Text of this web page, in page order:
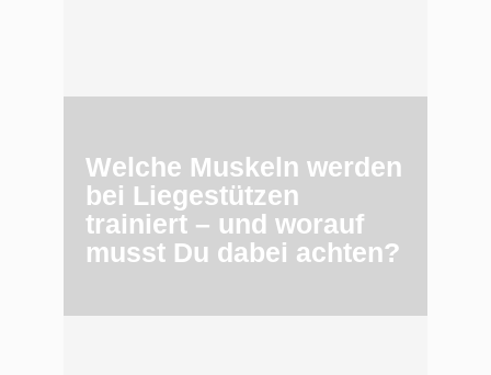
Welche Muskeln werden
bei Liegestützen
trainiert – und worauf
musst Du dabei achten?